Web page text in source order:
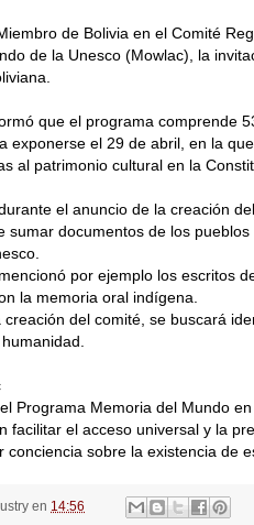
de Bolivia en el Comité
de la Unesco (Mowlac), la
que el programa comprende
exponerse el 29 de abril, en la
al patrimonio cultural en la
el anuncio de la creación
sumar documentos de los
por ejemplo los escritos
la memoria oral indígena.
creación del comité, se buscará
Programa Memoria del Mundo
facilitar el acceso universal y la
conciencia sobre la existencia de
en 14:56